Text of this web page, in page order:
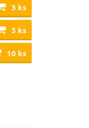
3 ks
5 ks
10 ks